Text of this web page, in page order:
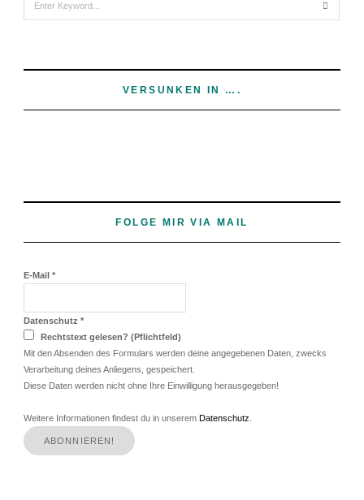
VERSUNKEN IN ….
FOLGE MIR VIA MAIL
E-Mail *
Datenschutz *
Rechtstext gelesen? (Pflichtfeld)
Mit den Absenden des Formulars werden deine angegebenen Daten, zwecks
Verarbeitung deines Anliegens, gespeichert.
Diese Daten werden nicht ohne Ihre Einwilligung herausgegeben!
Weitere Informationen findest du in unserem Datenschutz